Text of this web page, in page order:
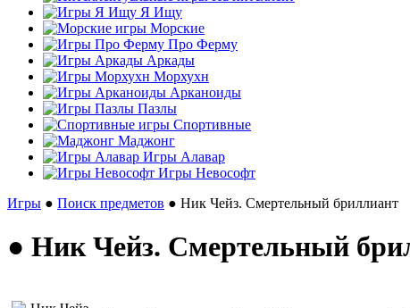
Я Ищу
Морские
Про Ферму
Аркады
Морхухн
Арканоиды
Пазлы
Спортивные
Маджонг
Игры Алавар
Игры Невософт
Игры ● Поиск предметов ● Ник Чейз. Смертельный бриллиант
● Ник Чейз. Смертельный